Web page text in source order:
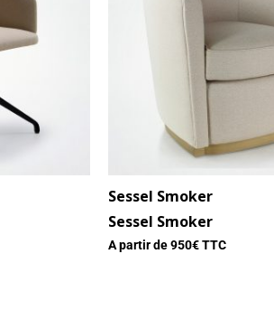
Sessel Smoker
Sessel Smoker
A partir de950€ TTC